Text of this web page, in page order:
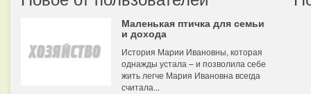
Маленькая птичка для семьи
и дохода
История Марии Ивановны, которая
однажды устала – и позволила себе
жить легче Мария Ивановна всегда
считала...